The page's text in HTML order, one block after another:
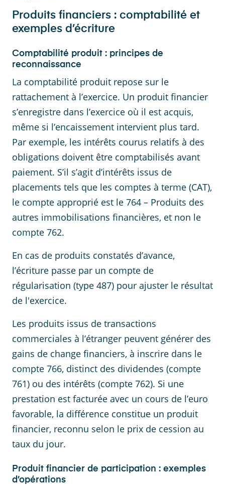
Produits financiers : comptabilité et
exemples d’écriture
Comptabilité produit : principes de
reconnaissance
La comptabilité produit repose sur le
rattachement à l’exercice. Un produit financier
s’enregistre dans l’exercice où il est acquis,
même si l’encaissement intervient plus tard.
Par exemple, les intérêts courus relatifs à des
obligations doivent être comptabilisés avant
paiement. S’il s’agit d’intérêts issus de
placements tels que les comptes à terme (CAT),
le compte approprié est le 764 – Produits des
autres immobilisations financières, et non le
compte 762.
En cas de produits constatés d’avance,
l’écriture passe par un compte de
régularisation (type 487) pour ajuster le résultat
de l'exercice.
Les produits issus de transactions
commerciales à l’étranger peuvent générer des
gains de change financiers, à inscrire dans le
compte 766, distinct des dividendes (compte
761) ou des intérêts (compte 762). Si une
prestation est facturée avec un cours de l’euro
favorable, la différence constitue un produit
financier, reconnu selon le prix de cession au
taux du jour.
Produit financier de participation : exemples
d’opérations